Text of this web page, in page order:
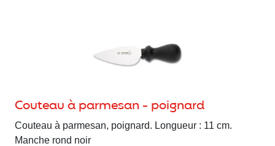
Couteau à parmesan - poignard
Couteau à parmesan, poignard. Longueur : 11 cm.
Manche rond noir